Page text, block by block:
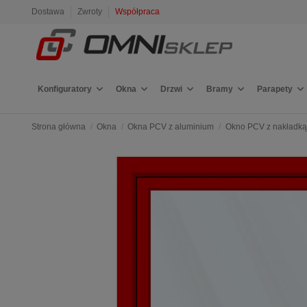
Dostawa Zwroty Współpraca
Konfiguratory Okna Drzwi Bramy Parapety
Strona główna Okna Okna PCV z aluminium Okno PCV z